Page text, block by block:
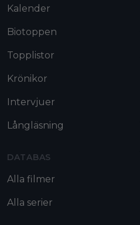
Kalender
Biotoppen
Topplistor
Krönikor
Intervjuer
Långläsning
DATABAS
Alla filmer
Alla serier